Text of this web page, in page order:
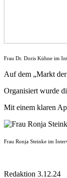
Frau Dr. Doris Kühne im
Auf dem „Markt
Organisiert wurde
Mit einem klaren
Frau Ronja Steinke im
Redaktion 3.12.24